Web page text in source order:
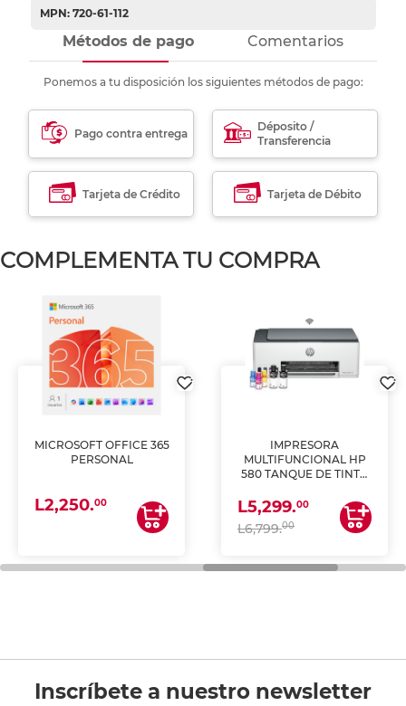
MPN: 720-61-112
Métodos de pago Comentarios
Ponemos a tu disposición los siguientes métodos de pago:
Pago contra entrega
Déposito /
Transferencia
Tarjeta de Crédito Tarjeta de Débito
COMPLEMENTA TU COMPRA
MICROSOFT OFFICE 365
PERSONAL
L2,250.00
IMPRESORA
MULTIFUNCIONAL HP
580 TANQUE DE TINTA
ESCANEA)
L5,299.00
L6,799.00
Inscríbete a nuestro newsletter